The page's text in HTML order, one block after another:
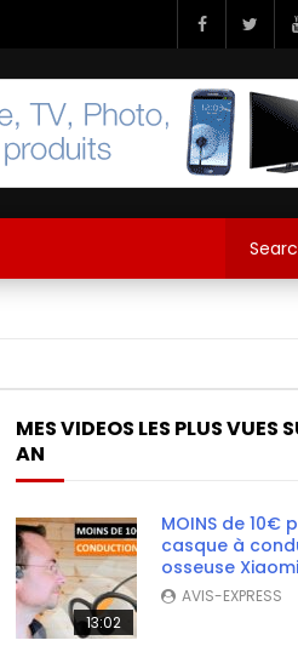
MES VIDEOS LES PLUS VUES
AN
13:02
MOINS de 10€
casque à
osseuse
AVIS-EXPRESS